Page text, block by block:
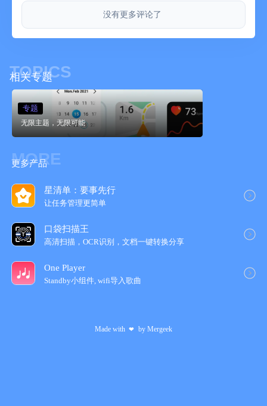
【充电动画】
酷炫手机充电动画和提示音。
【多种风格】
题商店和桌面小管家！
*您的免费试用订阅将自动续订为付费订阅，除非在免费试用期结
束前至少24小时关闭了自动续订
*您可以随时通过iTunes帐户设置关闭自动续订来取消免费试用或
订阅。必须在免费试用或订阅期结束前24小时完成此操作，以免
被收费。取消将在当前订阅期的最后一天之后生效，您将被降级
https://widget.slwhb.com/conf/agreement/widget/appstore/hyxy.html
会员协议：
自动续费协
议:https://widget.slwhb.com/conf/agreement/widget/appstore/
https://widget.slwhb.com/conf/agreement/widget/appstore/zdxfxy.html
没有更多评论了
TOPICS
相关专题
无限主题，无限可能
专题
MORE
更多产品
星清单：要事先行
让任务管理更简‪单‬
口袋扫描王
高清扫描，OCR识别，文档一键转换分享
One Player
Standby小组件, wifi导入歌‪曲‬
Made with ❤ by Mergeek